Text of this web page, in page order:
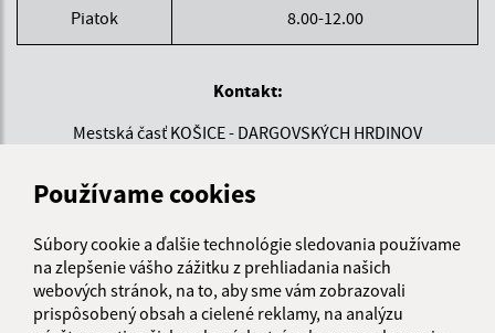
Používame cookies
Súbory cookie a ďalšie technológie sledovania používame
na zlepšenie vášho zážitku z prehliadania našich
webových stránok, na to, aby sme vám zobrazovali
prispôsobený obsah a cielené reklamy, na analýzu
Piatok 8.00-12.00
Kontakt:
Mestská časť KOŠICE - DARGOVSKÝCH HRDINOV
040 22 Košice
+421 55 300 90 01
IČO: 00690988